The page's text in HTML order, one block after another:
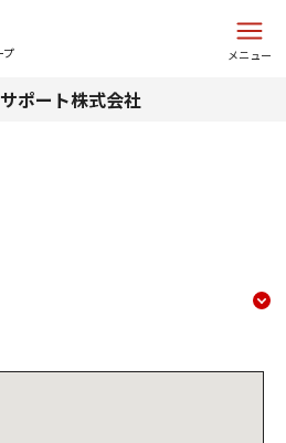
プ メニュー
ポート株式会社